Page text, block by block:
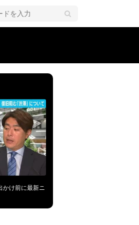
れる自民党総裁選について「やっぱり党員
け前に最新ニ